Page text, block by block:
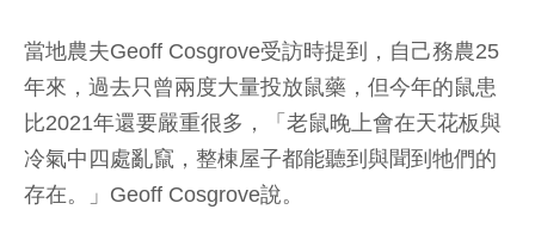
當地農夫Geoff Cosgrove受訪時提到，自己務農25
年來，過去只曾兩度大量投放鼠藥，但今年的鼠患
比2021年還要嚴重很多，「老鼠晚上會在天花板與
冷氣中四處亂竄，整棟屋子都能聽到與聞到牠們的
存在。」Geoff Cosgrove說。